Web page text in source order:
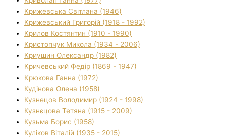
Крижевська Світлана (1946)
Крижевський Григорій (1918 - 1992)
Крилов Костянтин (1910 - 1990)
Кристопчук Микола (1934 - 2006)
Криушин Олександр (1982)
Кричевський Федір (1869 - 1947)
Крюкова Ганна (1972)
Кудінова Олена (1958)
Кузнецов Володимир (1924 - 1998)
Кузнєцова Тетяна (1915 - 2009)
Кузьма Борис (1958)
Куліков Віталій (1935 - 2015)